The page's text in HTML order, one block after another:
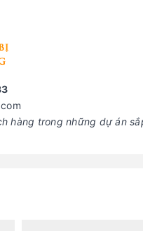
hàng trong những dự án